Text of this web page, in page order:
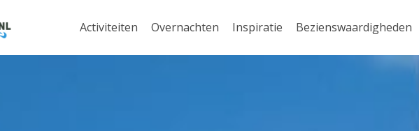
Activiteiten Overnachten Inspiratie Bezienswaardigheden